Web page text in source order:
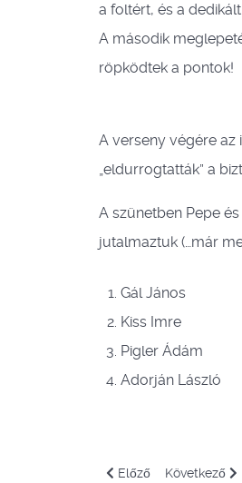
a foltért, és a
A második
röpködtek a pontok!
A verseny végére az
„eldurrogtatták” a
A szünetben Pepe
jutalmaztuk (…már
Gál János
Kiss Imre
Pigler Ádám
Adorján László
Előző cikk: VIII.
Előző Következő
Következő